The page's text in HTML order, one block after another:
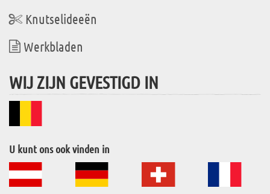
Knutselideeën
Werkbladen
WIJ ZIJN GEVESTIGD IN
U kunt ons ook vinden in